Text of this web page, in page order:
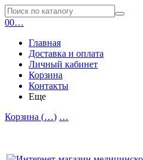
00…
Главная
Доставка и оплата
Личный кабинет
Корзина
Контакты
Еще
Корзина (…) …